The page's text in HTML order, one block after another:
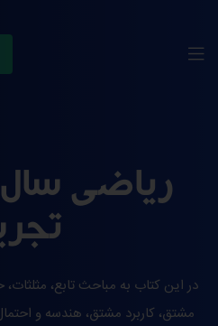
ریاضی
در این کتاب به مباحث تابع،
مشتق، کاربرد مشتق، هندسه و